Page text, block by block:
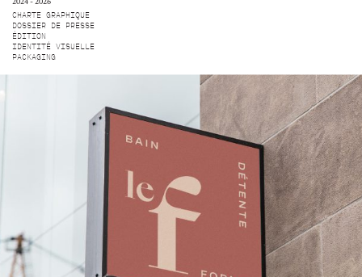
CHARTE GRAPHIQUE
DOSSIER DE PRESSE
ÉDITION
IDENTITÉ VISUELLE
PACKAGING